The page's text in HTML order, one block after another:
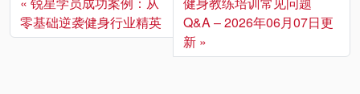
零基础逆袭健身行业精英
Q&A – 2026年06月07日更
新